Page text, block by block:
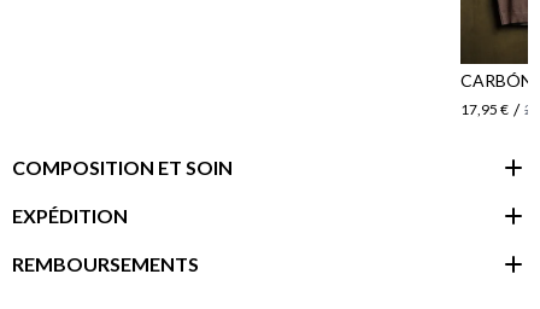
CARBÓN
17,95 € /
COMPOSITION ET SOIN
EXPÉDITION
REMBOURSEMENTS